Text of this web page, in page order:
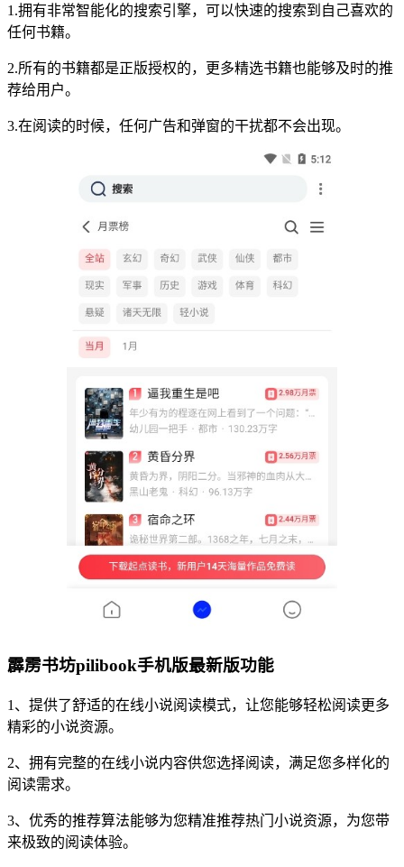
1.拥有非常智能化的搜索引擎，可以快速的搜索到自己喜欢的
任何书籍。
2.所有的书籍都是正版授权的，更多精选书籍也能够及时的推
荐给用户。
3.在阅读的时候，任何广告和弹窗的干扰都不会出现。
霹雳书坊pilibook手机版最新版功能
1、提供了舒适的在线小说阅读模式，让您能够轻松阅读更多
精彩的小说资源。
2、拥有完整的在线小说内容供您选择阅读，满足您多样化的
阅读需求。
3、优秀的推荐算法能够为您精准推荐热门小说资源，为您带
来极致的阅读体验。